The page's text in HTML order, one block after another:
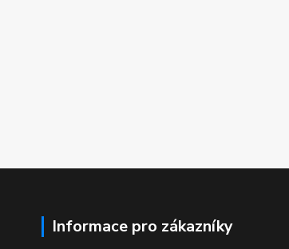
Informace pro zákazníky